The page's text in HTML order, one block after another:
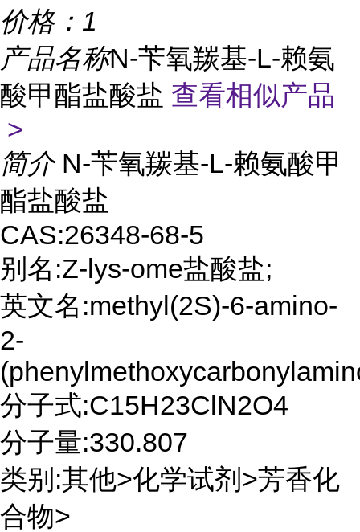
价格： 1
产品名称N-苄氧羰基-L-赖氨
酸甲酯盐酸盐 查看相似产品
>
简介 N-苄氧羰基-L-赖氨酸甲
酯盐酸盐
CAS:26348-68-5
别名:Z-lys-ome盐酸盐;
英文名:methyl(2S)-6-amino-
2-
分子式:C15H23ClN2O4
分子量:330.807
类别:其他>化学试剂>芳香化
合物>